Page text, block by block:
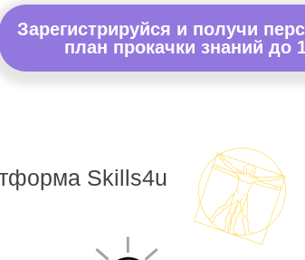
Зарегистрируйся и получи
план прокачки знаний до
Skills4u